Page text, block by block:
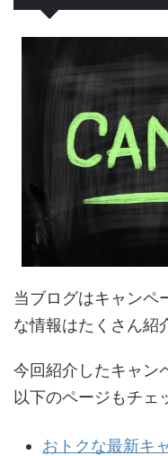
当ブログはキャンペ
な情報はたくさん紹
今回紹介したキャン
以下のページもチェ
おトクな最新キ